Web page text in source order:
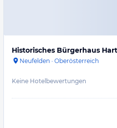
Historisches Bürgerhaus
Neufelden · Oberösterreich
Keine Hotelbewertungen